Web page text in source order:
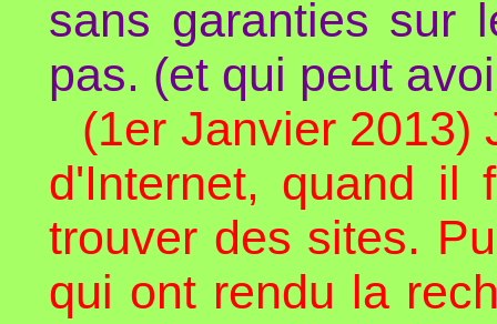
sans garanties sur
pas. (et qui peut
(1er Janvier 2013)
d'Internet, quand il
trouver des sites.
qui ont rendu la